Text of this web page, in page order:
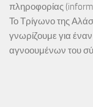
πληροφορίας
Το Τρίγωνο της
γνωρίζουμε για
αγνοουμένων του